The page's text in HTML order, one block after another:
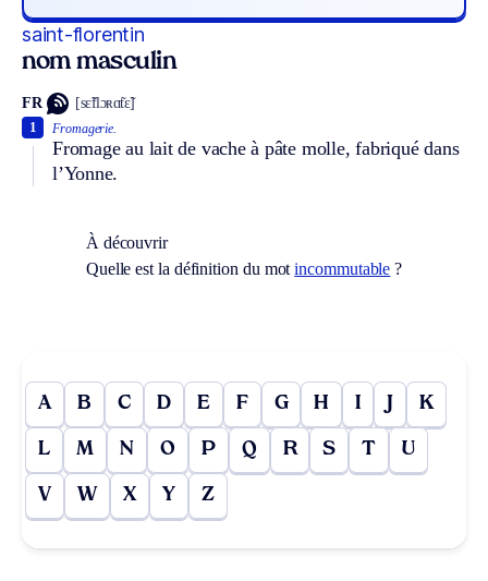
saint-florentin
nom masculin
FR [sɛ̃flɔʀɑ̃tɛ̃]
Fromagerie.
Fromage au lait de vache à pâte molle, fabriqué dans
l’Yonne.
1
À découvrir
Quelle est la définition du motincommutable ?
A B C D E F G H I J K
L M N O P Q R S T U
V W X Y Z